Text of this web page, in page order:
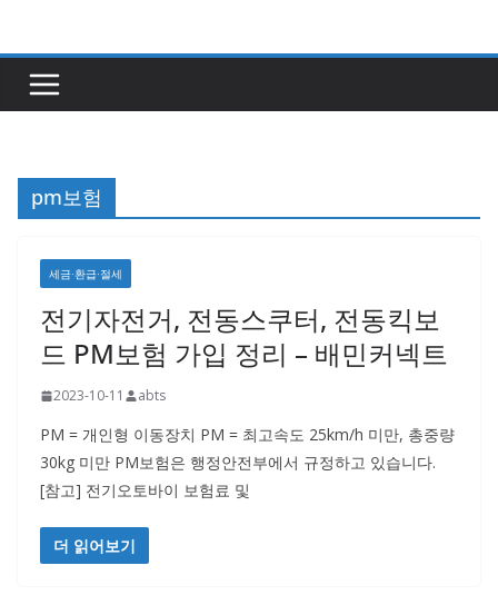
로
pm보험
세금·환급·절세
전기자전거, 전동스쿠터, 전동킥보
드 PM보험 가입 정리 – 배민커넥트
2023-10-11 abts
PM = 개인형 이동장치 PM = 최고속도 25km/h 미만, 총중량
30kg 미만 PM보험은 행정안전부에서 규정하고 있습니다.
[참고] 전기오토바이 보험료 및
더 읽어보기